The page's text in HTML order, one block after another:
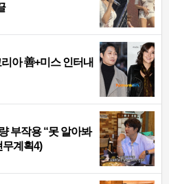
리아 善+미스 인터내
부작용 “못 알아봐
무계획4)